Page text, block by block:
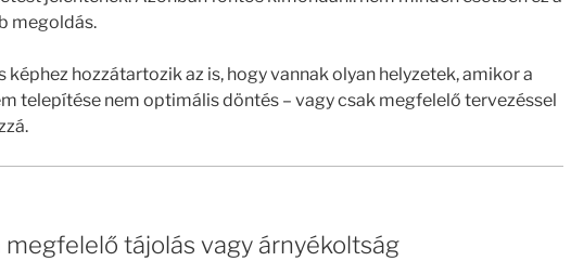
megoldás.
képhez hozzátartozik az is, hogy vannak olyan helyzetek, amikor a
telepítése nem optimális döntés – vagy csak megfelelő tervezéssel
megfelelő tájolás vagy árnyékoltság